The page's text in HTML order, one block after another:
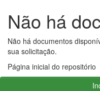
Não há
Não há documentos
sua solicitação.
Página inicial do repositório